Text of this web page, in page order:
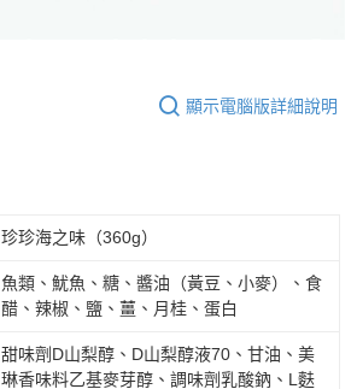
顯示電腦版詳細說明
珍珍海之味（360g）
魚類、魷魚、糖、醬油（黃豆、小麥）、食
醋、辣椒、鹽、薑、月桂、蛋白
甜味劑D山梨醇、D山梨醇液70、甘油、美
琳香味料乙基麥芽醇、調味劑乳酸鈉、L麩